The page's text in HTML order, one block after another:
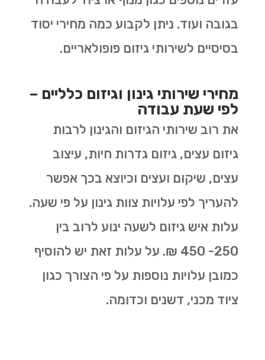
בגובה ועוד. ניתן לקבוע כמה מחירי יסוד
בסיסיים לשירותי גיזום פופולאריים.
מחירי שירותי גינון וגיזום כלליים –
לפי שעת עבודה
את רוב שירותי הגיזום והגינון לרבות
גיזום עצים, גיזום גדרות חיות, עיצוב
עצים, שיקום ועצים וכיוצא בכך אפשר
להעריך לפי עלויות צוות גינון על פי שעה.
עלות איש גיזום לשעה ינוע לרוב בין
250- 450 ₪. על עלות זאת יש להוסיף
כמובן עלויות נוספות על פי הצורך כגון
ציוד מכני, דשנים וכדומה.